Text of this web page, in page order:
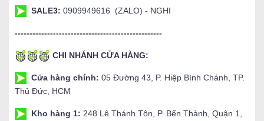
SALE3: 0909949616 (ZALO) - NGHI
--------------------------------------------------
CHI NHÁNH CỬA HÀNG:
Cửa hàng chính: 05 Đường 43, P. Hiệp Bình Chánh, TP.
Thủ Đức, HCM
Kho hàng 1: 248 Lê Thánh Tôn, P. Bến Thành, Quận 1,